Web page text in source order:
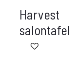
Harvest
salontafel